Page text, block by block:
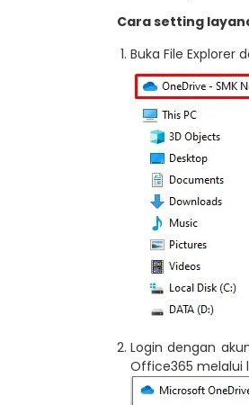
Cara setting
Buka File Explorer
Login dengan
Office365 melalui